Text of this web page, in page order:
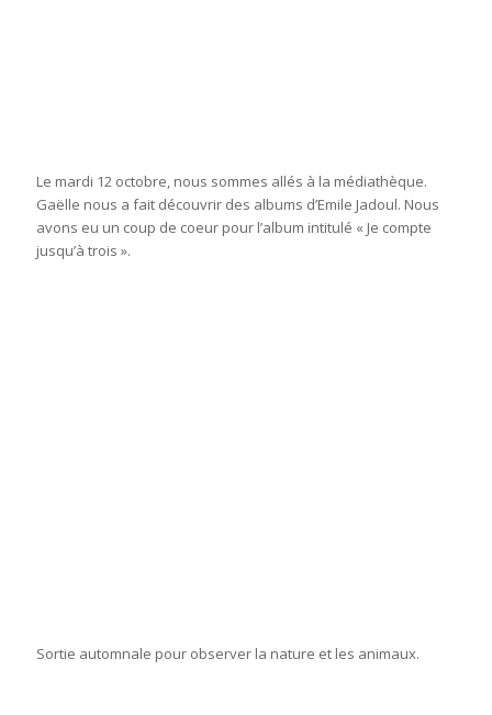
Le mardi 12 octobre, nous sommes allés à la médiathèque.
Gaëlle nous a fait découvrir des albums d’Emile Jadoul. Nous
avons eu un coup de coeur pour l’album intitulé « Je compte
jusqu’à trois ».
Sortie automnale pour observer la nature et les animaux.